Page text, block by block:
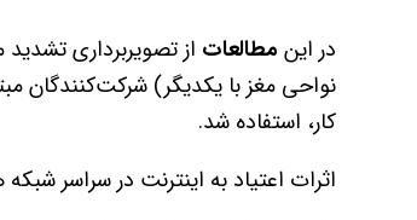
در این مطالعات
نواحی مغز با یکدیگر) شرکت‌کنندگان
کار، استفاده شد.
اثرات اعتیاد به اینترنت در سراسر